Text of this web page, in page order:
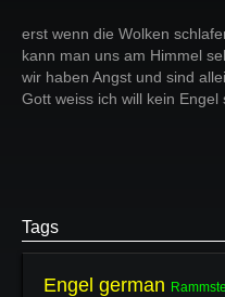
erst wenn die Wolken
kann man uns am Himmel
wir haben Angst und sind
Gott weiss ich will kein Engel
Tags
Engel german